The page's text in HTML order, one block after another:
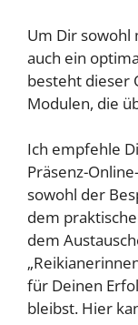
Um Dir sowohl
auch ein
besteht dieser
Modulen, die
Ich empfehle
Präsenz-
sowohl der
dem
dem
für Deinen
bleibst. Hier